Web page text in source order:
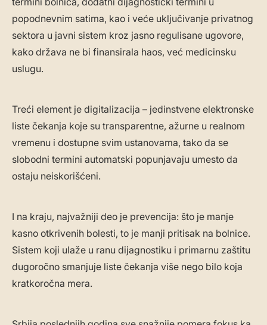
popodnevnim satima, kao i veće uključivanje privatnog
sektora u javni sistem kroz jasno regulisane ugovore,
kako država ne bi finansirala haos, već medicinsku
uslugu.
Treći element je digitalizacija – jedinstvene elektronske
liste čekanja koje su transparentne, ažurne u realnom
vremenu i dostupne svim ustanovama, tako da se
slobodni termini automatski popunjavaju umesto da
ostaju neiskorišćeni.
I na kraju, najvažniji deo je prevencija: što je manje
kasno otkrivenih bolesti, to je manji pritisak na bolnice.
Sistem koji ulaže u ranu dijagnostiku i primarnu zaštitu
dugoročno smanjuje liste čekanja više nego bilo koja
kratkoročna mera.